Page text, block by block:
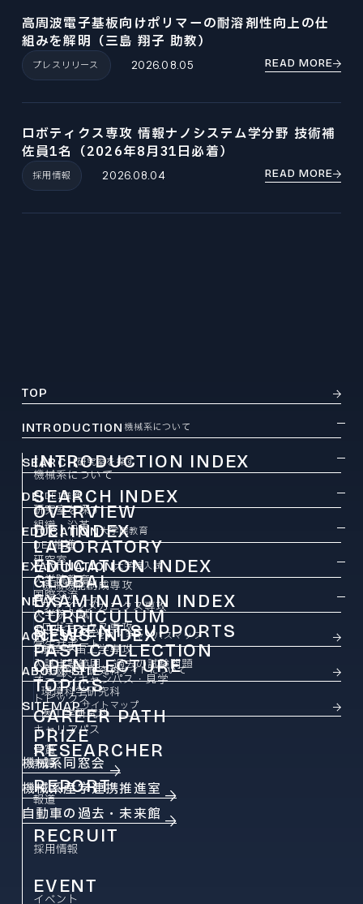
プレスリリース 2026.08.05
高周波電子基板向けポリマーの耐溶剤性向上の仕
組みを解明（三島 翔子 助教）
READ MORE
採用情報 2026.08.04
ロボティクス専攻 情報ナノシステム学分野 技術補
佐員1名（2026年8月31日必着）
READ MORE
TOP
INTRODUCTION 機械系について
INTRODUCTION INDEX
機械系について
OVERVIEW
組織・沿革
SEARCH研究室を探す
SEARCH INDEX
研究室を探す
LABORATORY
研究室
機械機能創成専攻
ファインメカニクス専攻
ロボティクス専攻
航空宇宙工学専攻
情報科学研究科
環境科学研究科
医工学研究科
RESEARCHER
教員
DEIDEI推進
DEI INDEX
DEI推進
GLOBAL
国際交流
STUDENT SUPPORTS
学生サポート
EDUCATION大学院教育
EDUCATION INDEX
大学院教育
CURRICULUM
カリキュラム
OPEN LECTURE
オープンキャンパス・見学
CAREER PATH
キャリアパス
EXAMINATION大学院入試
EXAMINATION INDEX
大学院入試
PAST COLLECTION
入試出題範囲・過去の試験問題
NEWSニュース
NEWS INDEX
ニュース
TOPICS
トピックス
PRIZE
受賞
REPORT
報道
RECRUIT
採用情報
EVENT
イベント
ACCESSアクセス・キャンパスマップ
ABOUT SITEこのサイトについて
SITEMAPサイトマップ
機械系同窓会
機械系産学連携推進室
自動車の過去・未来館